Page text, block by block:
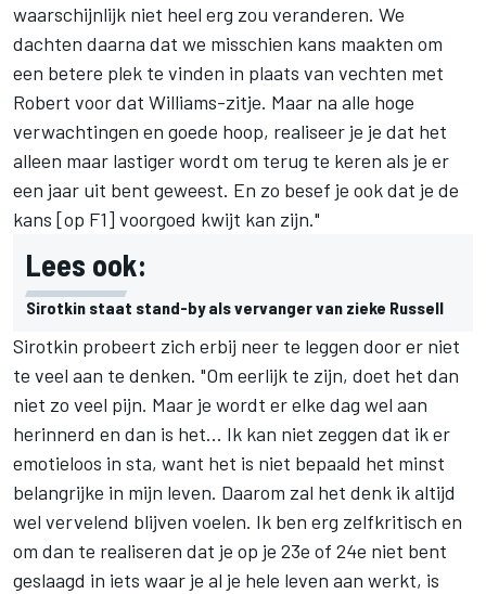
waarschijnlijk niet heel erg zou veranderen. We
dachten daarna dat we misschien kans maakten om
een betere plek te vinden in plaats van vechten met
Robert voor dat Williams-zitje. Maar na alle hoge
verwachtingen en goede hoop, realiseer je je dat het
alleen maar lastiger wordt om terug te keren als je er
een jaar uit bent geweest. En zo besef je ook dat je de
kans [op F1] voorgoed kwijt kan zijn."
Lees ook:
Sirotkin staat stand-by als vervanger van zieke Russell
Sirotkin probeert zich erbij neer te leggen door er niet
te veel aan te denken. "Om eerlijk te zijn, doet het dan
niet zo veel pijn. Maar je wordt er elke dag wel aan
herinnerd en dan is het... Ik kan niet zeggen dat ik er
emotieloos in sta, want het is niet bepaald het minst
belangrijke in mijn leven. Daarom zal het denk ik altijd
wel vervelend blijven voelen. Ik ben erg zelfkritisch en
om dan te realiseren dat je op je 23e of 24e niet bent
geslaagd in iets waar je al je hele leven aan werkt, is